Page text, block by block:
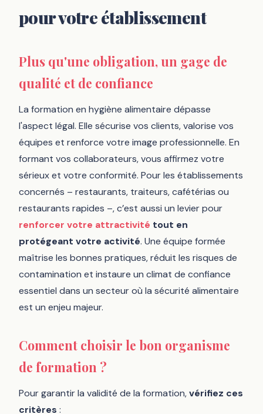
pour votre établissement
Plus qu'une obligation, un gage de
qualité et de confiance
La formation en hygiène alimentaire dépasse
l'aspect légal. Elle sécurise vos clients, valorise vos
équipes et renforce votre image professionnelle. En
formant vos collaborateurs, vous affirmez votre
sérieux et votre conformité. Pour les établissements
concernés – restaurants, traiteurs, cafétérias ou
restaurants rapides –, c’est aussi un levier pour
renforcer votre attractivité tout en
protégeant votre activité. Une équipe formée
maîtrise les bonnes pratiques, réduit les risques de
contamination et instaure un climat de confiance
essentiel dans un secteur où la sécurité alimentaire
est un enjeu majeur.
Comment choisir le bon organisme
de formation ?
Pour garantir la validité de la formation,vérifiez ces
critères :